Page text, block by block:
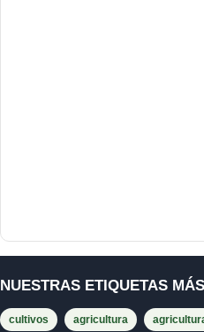
NUESTRAS ETIQUETAS
cultivos agricultura